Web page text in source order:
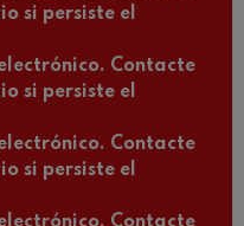
si persiste el
Contacte
si persiste el
Contacte
si persiste el